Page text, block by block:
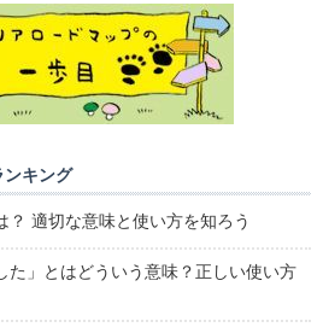
ンキング
？ 適切な意味と使い方を知ろう
た」とはどういう意味？正しい使い方